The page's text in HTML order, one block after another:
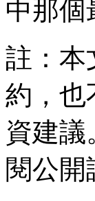
中那個
註：本
約，也
資建
閱公開